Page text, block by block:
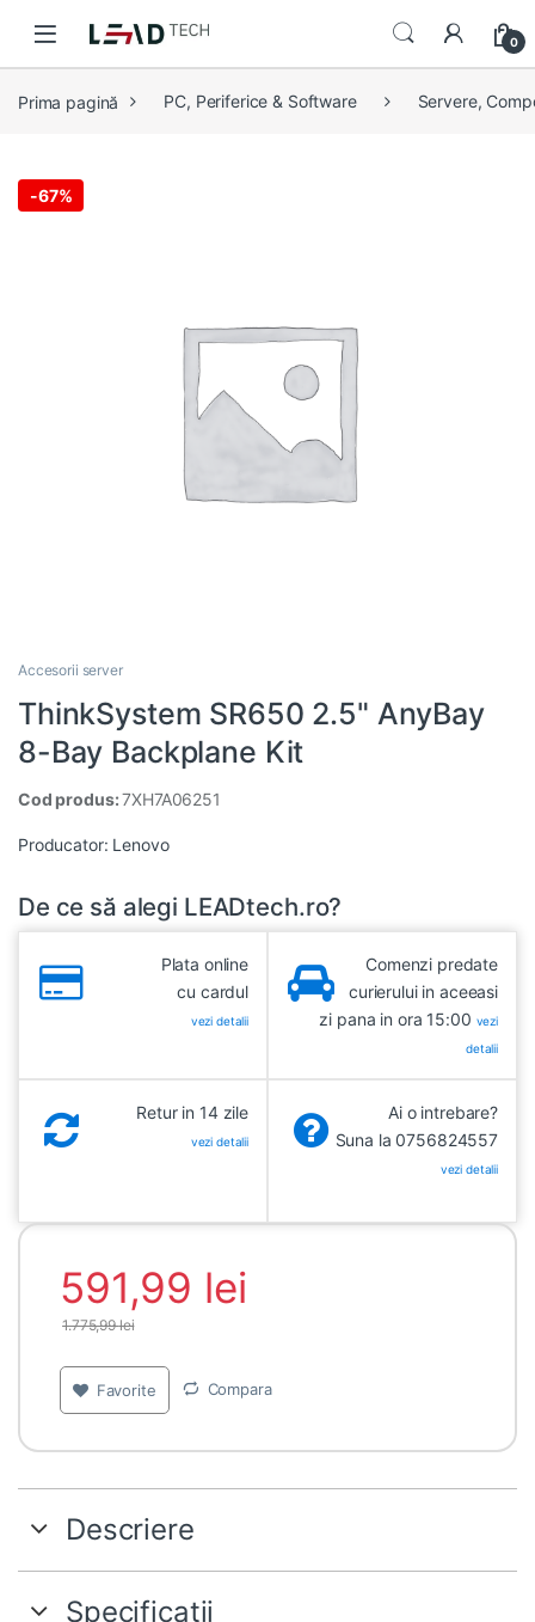
0
Prima pagină PC, Periferice & Software Servere,
-67%
Accesorii server
ThinkSystem SR650 2.5" AnyBay
8-Bay Backplane Kit
Cod produs:7XH7A06251
Producator: Lenovo
De ce să alegi LEADtech.ro?
Plata online
cu cardul
vezi detalii
Comenzi predate
curierului in aceeasi
zi pana in ora 15:00 vezi
detalii
Retur in 14 zile
vezi detalii
Ai o intrebare?
Suna la 0756824557
vezi detalii
591,99 lei
1.775,99lei
Favorite Compara
Descriere
Specificații